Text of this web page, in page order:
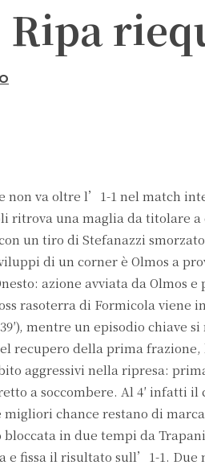
Ripa
non va oltre l’1-1 nel match
ritrova una maglia da
un tiro di Stefanazzi
di un corner è Olmos a
azione avviata da Olmos
rasoterra di Formicola viene
mentre un episodio chiave
della prima frazione,
aggressivi nella ripresa:
a soccombere. Al 4′ infatti
chance restano di
bloccata in due tempi da
e fissa il risultato sull’1-1.